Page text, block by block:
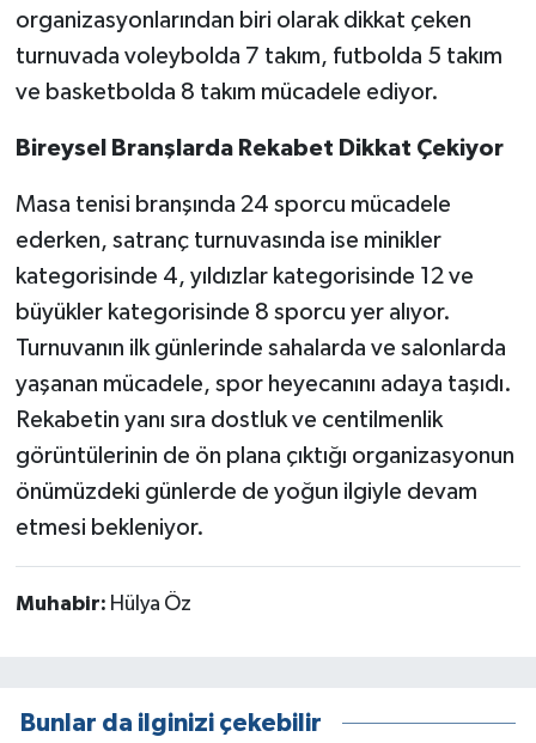
organizasyonlarından biri olarak dikkat çeken
turnuvada voleybolda 7 takım, futbolda 5 takım
ve basketbolda 8 takım mücadele ediyor.
Bireysel Branşlarda Rekabet Dikkat Çekiyor
Masa tenisi branşında 24 sporcu mücadele
ederken, satranç turnuvasında ise minikler
kategorisinde 4, yıldızlar kategorisinde 12 ve
büyükler kategorisinde 8 sporcu yer alıyor.
Turnuvanın ilk günlerinde sahalarda ve salonlarda
yaşanan mücadele, spor heyecanını adaya taşıdı.
Rekabetin yanı sıra dostluk ve centilmenlik
görüntülerinin de ön plana çıktığı organizasyonun
önümüzdeki günlerde de yoğun ilgiyle devam
etmesi bekleniyor.
Muhabir: Hülya Öz
Bunlar da ilginizi çekebilir